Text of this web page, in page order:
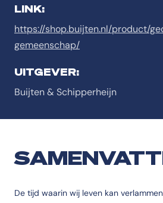
LINK:
https://shop.buijten.nl/product/
gemeenschap/
UITGEVER:
Buijten & Schipperheijn
De tijd waarin wij leven kan